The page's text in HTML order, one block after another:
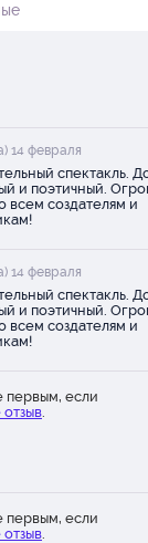
14 февраля
спектакль.
и поэтичный.
всем создателям и
14 февраля
спектакль.
и поэтичный.
всем создателям и
первым, если
.
первым, если
.